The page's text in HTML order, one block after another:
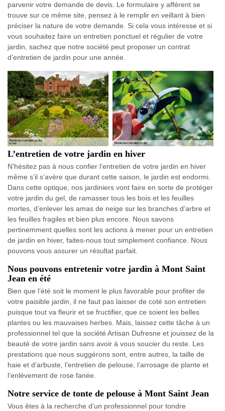
parvenir votre demande de devis. Le formulaire y afférent se
trouve sur ce même site, pensez à le remplir en veillant à bien
préciser la nature de votre demande. Si cela vous intéresse et si
vous souhaitez faire un entretien ponctuel et régulier de votre
jardin, sachez que notre société peut proposer un contrat
d’entretien de jardin pour une année.
L’entretien de votre jardin en hiver
N’hésitez pas à nous confier l’entretien de votre jardin en hiver
même s’il s’avère que durant cette saison, le jardin est endormi.
Dans cette optique, nos jardiniers vont faire en sorte de protéger
votre jardin du gel, de ramasser tous les bois et les feuilles
mortes, d’enlever les amas de neige sur les branches d’arbre et
les feuilles fragiles et bien plus encore. Nous savons
pertinemment quelles sont les actions à mener pour un entretien
de jardin en hiver, faites-nous tout simplement confiance. Nous
pouvons vous assurer un résultat parfait.
Nous pouvons entretenir votre jardin à Mont Saint
Jean en été
Bien que l’été soit le moment le plus favorable pour profiter de
votre paisible jardin, il ne faut pas laisser de coté son entretien
puisque tout va fleurir et se fructifier, que ce soient les belles
plantes ou les mauvaises herbes. Mais, laissez cette tâche à un
professionnel tel que la société Artisan Dufresne et jouissez de la
beauté de votre jardin sans avoir à vous soucier du reste. Les
prestations que nous suggérons sont, entre autres, la taille de
haie et d’arbuste, l’entretien de pelouse, l’arrosage de plante et
l’enlèvement de rose fanée.
Notre service de tonte de pelouse à Mont Saint Jean
Vous êtes à la recherche d’un professionnel pour tondre